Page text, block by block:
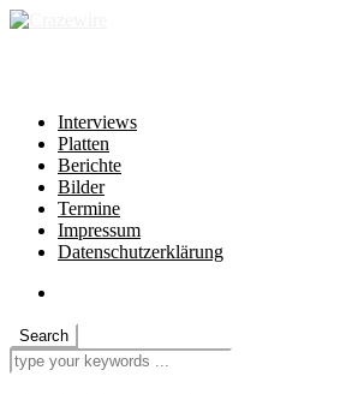
Interviews
Platten
Berichte
Bilder
Termine
Impressum
Datenschutzerklärung